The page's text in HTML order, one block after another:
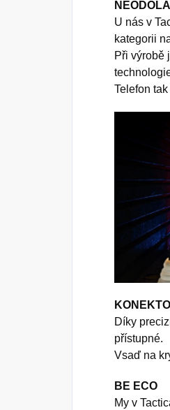
U nás v
kategorii
Při výrobě
Telefon
Díky
přístupné.
Vsaď na
BE ECO
My v